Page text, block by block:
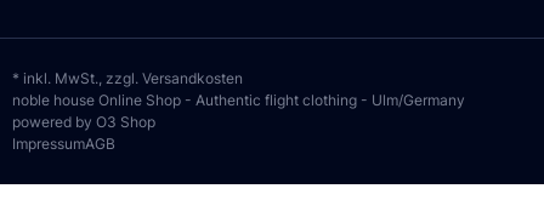
* inkl. MwSt., zzgl. Versandkosten
noble house Online Shop - Authentic flight clothing - Ulm/Germany
powered by O3 Shop
ImpressumAGB